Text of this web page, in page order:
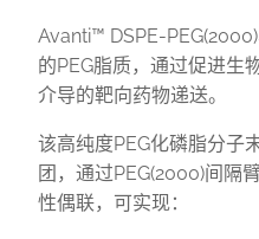
Avanti™ DSPE-
的PEG脂质，通过促进生
介导的靶向药物递送。
该高纯度PEG化磷脂分子
团，通过PEG(2000)间隔
性偶联，可实现：